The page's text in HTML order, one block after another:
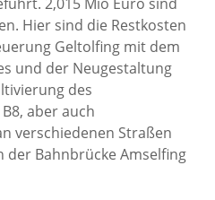
Hier sind die Restkosten
Geltolfing mit dem
und der Neugestaltung
des
aber auch
verschiedenen Straßen
der Bahnbrücke Amselfing